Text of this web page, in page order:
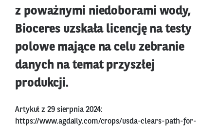
z poważnymi niedoborami wody,
Bioceres uzskała licencję na testy
polowe mające na celu zebranie
danych na temat przyszłej
produkcji.
Artykuł z 29 sierpnia 2024:
https://www.agdaily.com/crops/usda-clears-path-for-